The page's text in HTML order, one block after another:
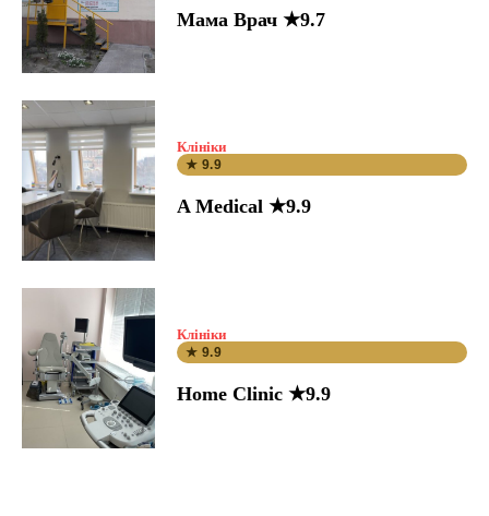
Мама Врач ★9.7
Клініки
★ 9.9
A Medical ★9.9
Клініки
★ 9.9
Home Clinic ★9.9